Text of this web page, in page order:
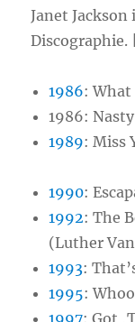
Janet
1986:What
1986:Nasty
1989:Miss
1990:
1992:The
(Luther
1993:
1995:
1997:Got